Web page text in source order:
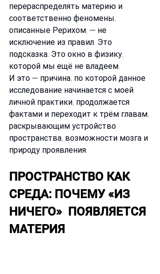
перераспределять материю и
соответственно феномены,
описанные Рерихом, — не
исключение из правил. Это
подсказка. Это окно в физику,
которой мы ещё не владеем.
И это — причина, по которой данное
исследование начинается с моей
личной практики, продолжается
фактами и переходит к трём главам,
раскрывающим устройство
пространства, возможности мозга и
природу проявления.
ПРОСТРАНСТВО КАК
СРЕДА: ПОЧЕМУ «ИЗ
НИЧЕГО»  ПОЯВЛЯЕТСЯ
МАТЕРИЯ